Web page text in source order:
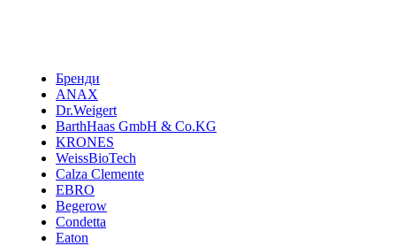
Бренди
ANAX
Dr.Weigert
BarthHaas GmbH & Co.KG
KRONES
WeissBioTech
Calza Clemente
EBRO
Begerow
Condetta
Eaton